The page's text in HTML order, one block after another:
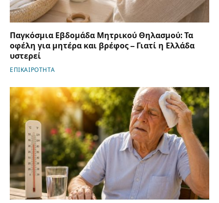
Παγκόσμια Εβδομάδα Μητρικού Θηλασμού: Τα
οφέλη για μητέρα και βρέφος – Γιατί η Ελλάδα
υστερεί
ΕΠΙΚΑΙΡΟΤΗΤΑ